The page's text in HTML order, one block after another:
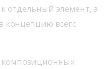
отдельный элемент, а
концепцию всего
композиционных